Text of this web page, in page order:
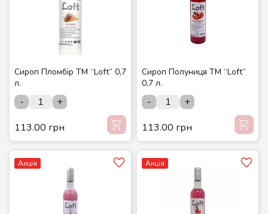
Сироп Пломбір ТМ “Loft” 0,7
л.
-
+
113.00 грн
Сироп Полуниця ТМ “Loft”
0,7 л.
-
+
113.00 грн
Акція Акція